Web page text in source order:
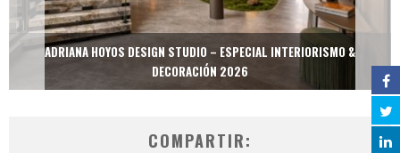
ADRIANA HOYOS DESIGN STUDIO – ESPECIAL INTERIORISMO &
DECORACIÓN 2026
COMPARTIR: